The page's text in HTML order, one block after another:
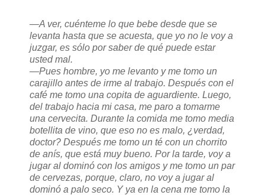
—A ver, cuénteme lo que bebe desde que se
levanta hasta que se acuesta, que yo no le voy a
juzgar, es sólo por saber de qué puede estar
usted mal.
—Pues hombre, yo me levanto y me tomo un
carajillo antes de irme al trabajo. Después con el
café me tomo una copita de aguardiente. Luego,
del trabajo hacia mi casa, me paro a tomarme
una cervecita. Durante la comida me tomo media
botellita de vino, que eso no es malo, ¿verdad,
doctor? Después me tomo un té con un chorrito
de anís, que está muy bueno. Por la tarde, voy a
jugar al dominó con los amigos y me tomo un par
de cervezas, porque, claro, no voy a jugar al
dominó a palo seco. Y ya en la cena me tomo la